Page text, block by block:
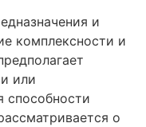
и
комплексности и
или
способности
о